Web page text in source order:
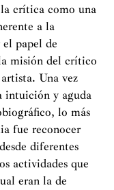
crítica como una
a la
papel de
misión del crítico
Una vez
intuición y aguda
lo más
fue reconocer
diferentes
actividades que
eran la de